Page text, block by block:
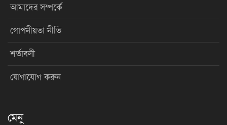
আমাদের সম্পর্কে
গোপনীয়তা নীতি
শর্তাবলী
যোগাযোগ করুন
মেনু